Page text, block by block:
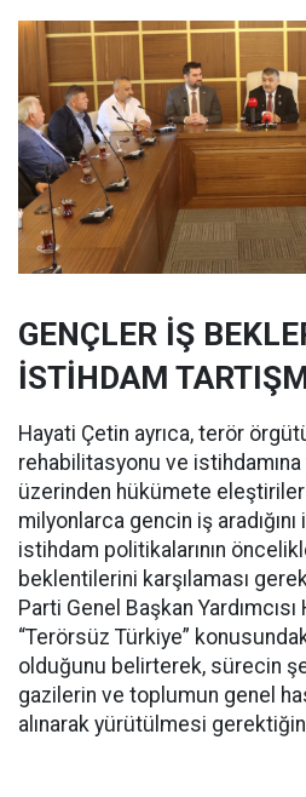
GENÇLER İŞ
İSTİHDAM
Hayati Çetin ayrıca, terör
rehabilitasyonu ve
üzerinden hükümete eleştiriler
milyonlarca gencin iş
istihdam politikalarının
beklentilerini karşılaması
Parti Genel Başkan
“Terörsüz Türkiye”
olduğunu belirterek, sürecin
gazilerin ve toplumun genel
alınarak yürütülmesi